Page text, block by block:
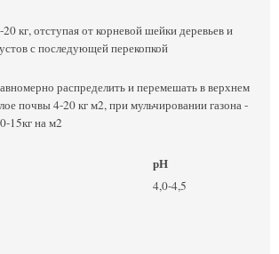
20 кг, отступая от корневой шейки деревьев и
с последующей перекопкой
распределить и перемешать в верхнем
почвы 4-20 кг м2, при мульчировании газона -
15кг на м2
рН
4,0-4,5